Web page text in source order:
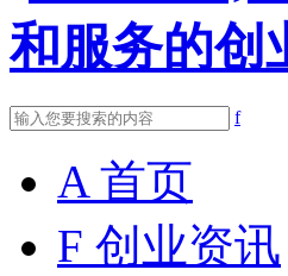
f
A 首页
F 创业资讯